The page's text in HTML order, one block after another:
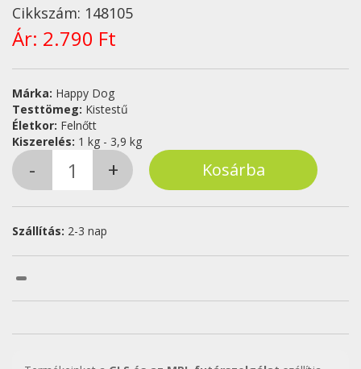
Cikkszám: 148105
Ár: 2.790 Ft
Márka: Happy Dog
Testtömeg: Kistestű
Életkor: Felnőtt
Kiszerelés: 1 kg - 3,9 kg
Szállítás: 2-3 nap